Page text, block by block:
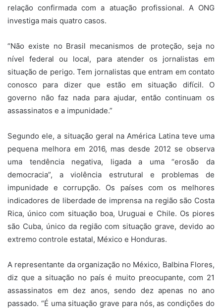
relação confirmada com a atuação profissional. A ONG
investiga mais quatro casos.
“Não existe no Brasil mecanismos de proteção, seja no
nível federal ou local, para atender os jornalistas em
situação de perigo. Tem jornalistas que entram em contato
conosco para dizer que estão em situação difícil. O
governo não faz nada para ajudar, então continuam os
assassinatos e a impunidade.”
Segundo ele, a situação geral na América Latina teve uma
pequena melhora em 2016, mas desde 2012 se observa
uma tendência negativa, ligada a uma “erosão da
democracia”, a violência estrutural e problemas de
impunidade e corrupção. Os países com os melhores
indicadores de liberdade de imprensa na região são Costa
Rica, único com situação boa, Uruguai e Chile. Os piores
são Cuba, único da região com situação grave, devido ao
extremo controle estatal, México e Honduras.
A representante da organização no México, Balbina Flores,
diz que a situação no país é muito preocupante, com 21
assassinatos em dez anos, sendo dez apenas no ano
passado. “É uma situação grave para nós, as condições do